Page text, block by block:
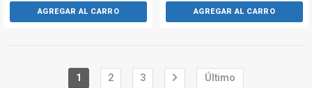
AGREGAR AL CARRO AGREGAR AL CARRO
1 2 3 Último